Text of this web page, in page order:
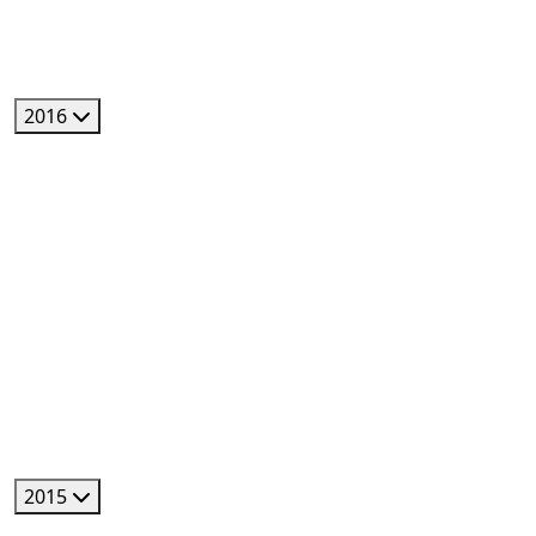
2016
2015